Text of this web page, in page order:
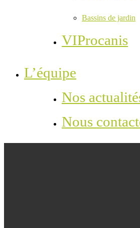
Bassins de jardin
VIProcanis
L’équipe
Nos
Nous